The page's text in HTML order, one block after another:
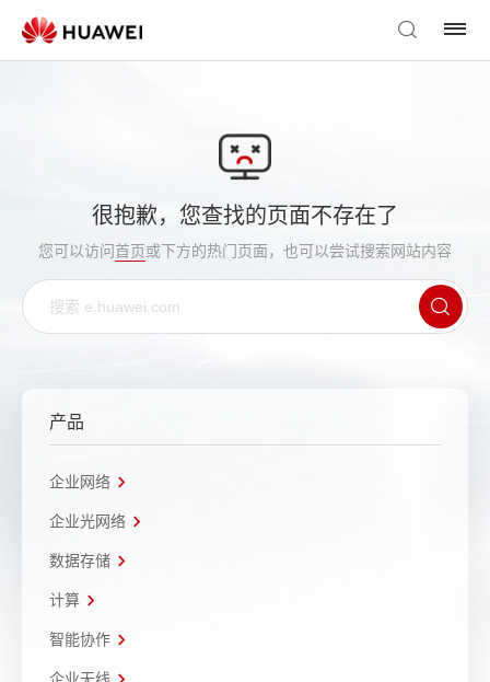
很抱歉，您查找的页面不存在了
您可以访问首页或下方的热门页面，也可以尝试搜索网站内容
产品
企业网络
企业光网络
数据存储
计算
智能协作